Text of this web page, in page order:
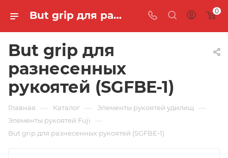
But grip для разнесенных рукоятей (SGFBE-1) 🐟 купить по цене 495 руб. в интернет-магазине "MASTER FISH" 0
But grip для
разнесенных
рукоятей (SGFBE-1)
Главная — Каталог — Элементы рукоятей удилищ —
Элементы рукоятей Fuji —
But grip для разнесенных рукоятей (SGFBE-1)